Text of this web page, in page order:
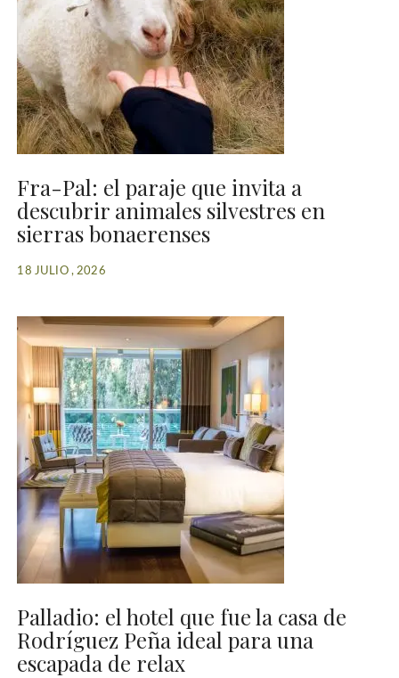
Fra-Pal: el paraje que invita a
descubrir animales silvestres en
sierras bonaerenses
18 JULIO , 2026
Palladio: el hotel que fue la casa de
Rodríguez Peña ideal para una
escapada de relax